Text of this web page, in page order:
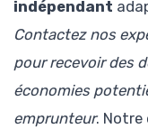
indépendant
Contactez nos
pour recevoir des
économies
emprunteur. Notre